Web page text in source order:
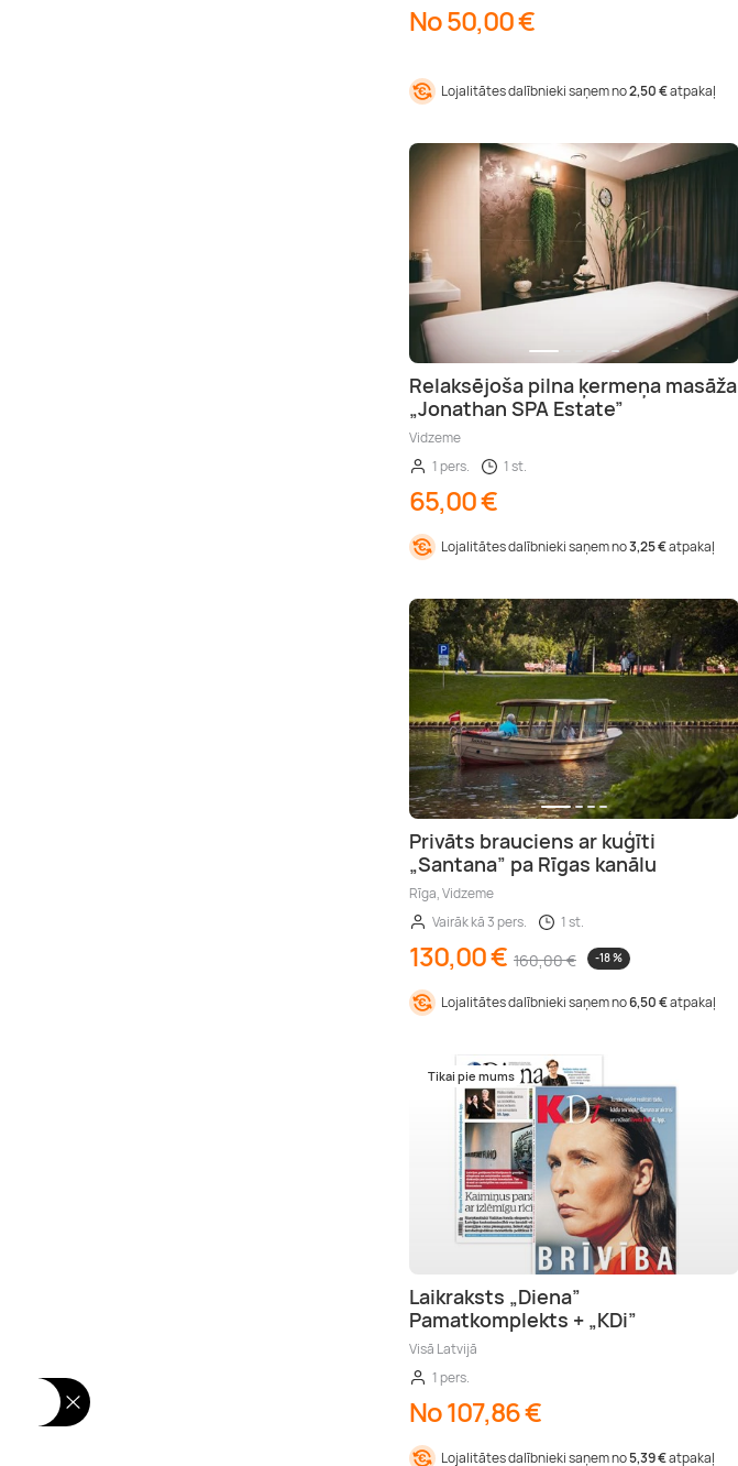
No 50,00 €
Lojalitātes dalībnieki saņem no2,50 €atpakaļ
Relaksējoša pilna ķermeņa masāža
„Jonathan SPA Estate”
Vidzeme
1 pers.
1 st.
65,00 €
Lojalitātes dalībnieki saņem no3,25 €atpakaļ
Privāts brauciens ar kuģīti
„Santana” pa Rīgas kanālu
Rīga, Vidzeme
Vairāk kā 3 pers.
1 st.
130,00 € 160,00 € -18 %
Lojalitātes dalībnieki saņem no6,50 €atpakaļ
Tikai pie mums
Laikraksts „Diena”
Pamatkomplekts + „KDi”
Visā Latvijā
1 pers.
No 107,86 €
Lojalitātes dalībnieki saņem no5,39 €atpakaļ